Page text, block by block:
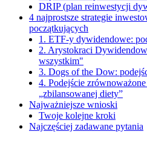
DRIP (plan reinwestycji
4 najprostsze strategie
początkujących
1. ETF-y dywidendowe:
2. Arystokraci
wszystkim"
3. Dogs of the Dow:
4. Podejście
„zbilansowanej diety”
Najważniejsze wnioski
Twoje kolejne kroki
Najczęściej zadawane pytania